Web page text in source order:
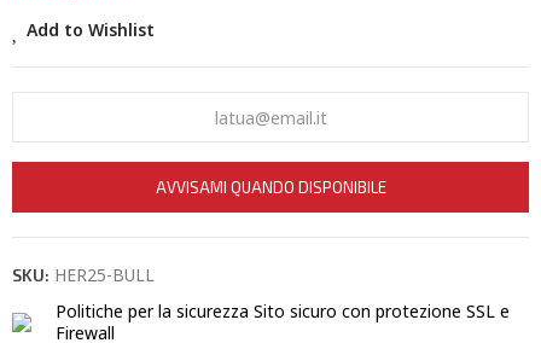
Add to Wishlist
AVVISAMI QUANDO DISPONIBILE
SKU: HER25-BULL
Politiche per la sicurezza Sito sicuro con protezione SSL e
Firewall